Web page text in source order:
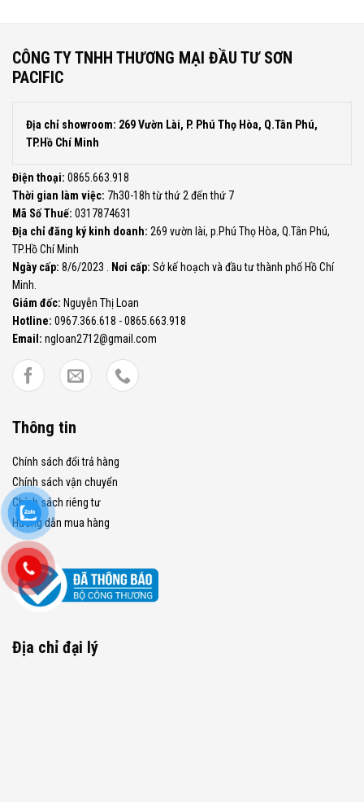
CÔNG TY TNHH THƯƠNG MẠI ĐẦU TƯ SƠN
PACIFIC
Địa chỉ showroom: 269 Vườn Lài, P. Phú Thọ Hòa, Q.Tân Phú,
TP.Hồ Chí Minh
Điện thoại: 0865.663.918
Thời gian làm việc: 7h30-18h từ thứ 2 đến thứ 7
Mã Số Thuế: 0317874631
Địa chỉ đăng ký kinh doanh: 269 vườn lài, p.Phú Thọ Hòa, Q.Tân Phú,
TP.Hồ Chí Minh
Ngày cấp: 8/6/2023 . Nơi cấp: Sở kế hoạch và đầu tư thành phố Hồ Chí
Minh.
Giám đốc: Nguyễn Thị Loan
Hotline: 0967.366.618 - 0865.663.918
Email: ngloan2712@gmail.com
Thông tin
Chính sách đổi trả hàng
Chính sách vận chuyển
Chính sách riêng tư
Hướng dẫn mua hàng
Địa chỉ đại lý